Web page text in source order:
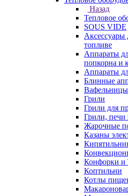
Назад
Тепловое
SOUS VIDE
Аксессуары
топливе
Аппараты
попкорна и
Аппараты
Блинные
Вафельницы
Грили
Грили для
Грили, печи
Жарочные
Казаны
Конфорки
Коптильни
Котлы